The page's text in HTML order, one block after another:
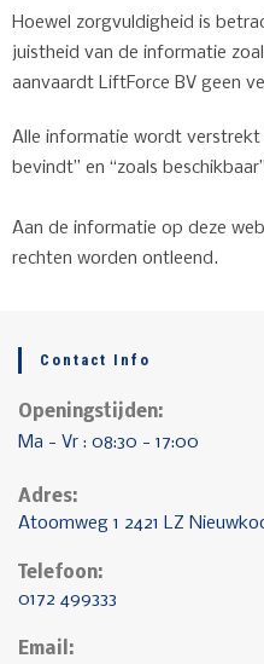
Hoewel zorgvuldigheid is
juistheid van de informatie
aanvaardt LiftForce BV geen
Alle informatie wordt verstrekt
bevindt” en “zoals
Aan de informatie op deze
rechten worden ontleend.
Contact Info
Openingstijden:
Ma - Vr : 08:30 - 17:00
Adres:
Atoomweg 1 2421 LZ
Telefoon:
0172 499333
Email: